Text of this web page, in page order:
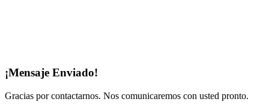
¡Mensaje Enviado!
Gracias por contactarnos. Nos comunicaremos con usted pronto.